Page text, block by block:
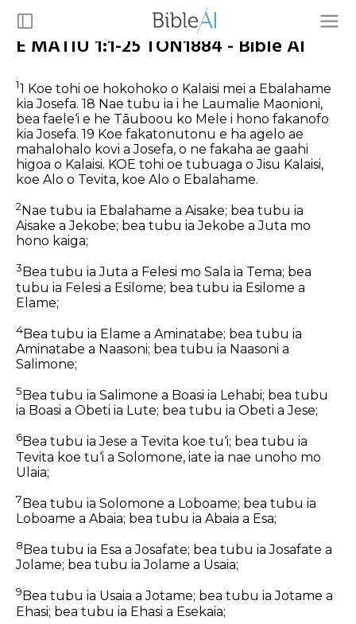
E MATIU 1:1-25 TON1884 - Bible AI
11 Koe tohi oe hokohoko o Kalaisi mei a Ebalahame
kia Josefa. 18 Nae tubu ia i he Laumalie Maonioni,
bea faele‘i e he Tāuboou ko Mele i hono fakanofo
kia Josefa. 19 Koe fakatonutonu e ha agelo ae
mahalohalo kovi a Josefa, o ne fakaha ae gaahi
higoa o Kalaisi. KOE tohi oe tubuaga o Jisu Kalaisi,
koe Alo o Tevita, koe Alo o Ebalahame.
2 Nae tubu ia Ebalahame a Aisake; bea tubu ia
Aisake a Jekobe; bea tubu ia Jekobe a Juta mo
hono kaiga;
3 Bea tubu ia Juta a Felesi mo Sala ia Tema; bea
tubu ia Felesi a Esilome; bea tubu ia Esilome a
Elame;
4Bea tubu ia Elame a Aminatabe; bea tubu ia
Aminatabe a Naasoni; bea tubu ia Naasoni a
Salimone;
5 Bea tubu ia Salimone a Boasi ia Lehabi; bea tubu
ia Boasi a Obeti ia Lute; bea tubu ia Obeti a Jese;
6Bea tubu ia Jese a Tevita koe tu‘i; bea tubu ia
Tevita koe tu‘i a Solomone, iate ia nae unoho mo
Ulaia;
7Bea tubu ia Solomone a Loboame; bea tubu ia
Loboame a Abaia; bea tubu ia Abaia a Esa;
8 Bea tubu ia Esa a Josafate; bea tubu ia Josafate a
Jolame; bea tubu ia Jolame a Usaia;
9 Bea tubu ia Usaia a Jotame; bea tubu ia Jotame a
Ehasi; bea tubu ia Ehasi a Esekaia;